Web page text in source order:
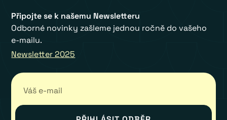
Připojte se k našemu Newsletteru
Odborné novinky zašleme jednou ročně do vašeho
e-mailu.
Newsletter 2025